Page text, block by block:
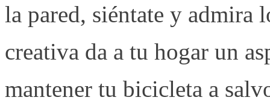
la pared, siéntate y admira
creativa da a tu hogar un
mantener tu bicicleta a